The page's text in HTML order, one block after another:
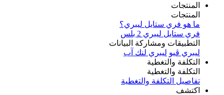
المنتجات
المنتجات
ما هو فري ستايل ليبري؟
فري ستايل ليبري 2 بلس​
التطبيقات ومشاركة البيانات
ليبري ڤيو ليبري لنك آب
التكلفة والتغطية
التكلفة والتغطية
تفاصيل التكلفة والتغطية
اكتشف​